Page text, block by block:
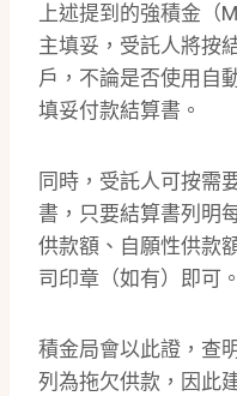
上述提到的強積金（
主填妥，受託人將按
戶，不論是否使用自
填妥付款結算書。
同時，受託人可按需
書，只要結算書列明
供款額、自願性供款
司印章（如有）即可。
積金局會以此證，查
列為拖欠供款，因此